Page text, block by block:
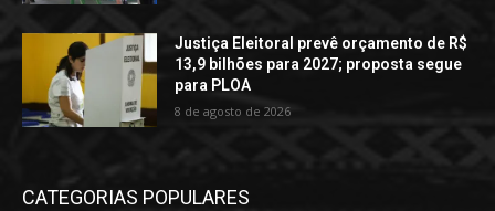
Justiça Eleitoral prevê orçamento de R$
13,9 bilhões para 2027; proposta segue
para PLOA
8 de agosto de 2026
CATEGORIAS POPULARES